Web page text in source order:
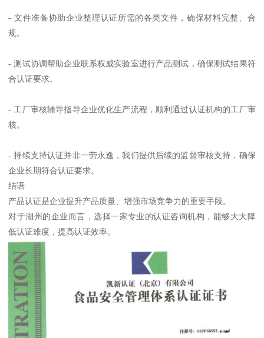
- 文件准备协助企业整理认证所需的各类文件，确保材料完整、合
规。
- 测试协调帮助企业联系权威实验室进行产品测试，确保测试结果符
合认证要求。
- 工厂审核辅导指导企业优化生产流程，顺利通过认证机构的工厂审
核。
- 持续支持认证并非一劳永逸，我们提供后续的监督审核支持，确保
企业长期符合认证要求。
结语
产品认证是企业提升产品质量、增强市场竞争力的重要手段。
对于湖州的企业而言，选择一家专业的认证咨询机构，能够大大降
低认证难度，提高认证效率。